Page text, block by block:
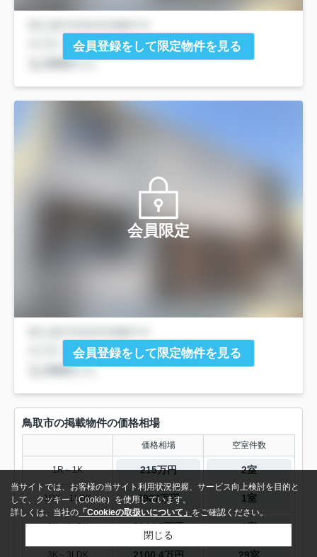
会員登録をして限定物件を見る
会員限定
会員登録をして限定物件を見る
鳥取市の掲載物件の価格相場
価格相場 空室件数
1R～1K 215万円 2室
1DK～1LDK 8907万円 1室
2K～2LDK 2044.7万円 6室
当サイトでは、お客様の当サイト利用状況把握、サービス向上検討を目的と
して、クッキー（Cookie）を使用しています。
詳しくは、当社の 「Cookieの取扱いについて」 をご確認ください。
閉じる